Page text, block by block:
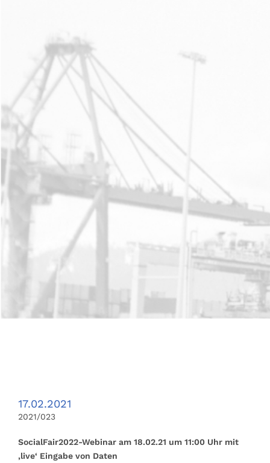
17.02.2021
2021/023
SocialFair2022-Webinar am 18.02.21 um 11:00 Uhr mit
‚live‘ Eingabe von Daten